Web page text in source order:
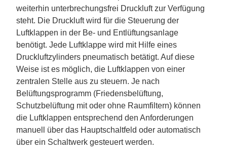
weiterhin unterbrechungsfrei Druckluft zur Verfügung
steht. Die Druckluft wird für die Steuerung der
Luftklappen in der Be- und Entlüftungsanlage
benötigt. Jede Luftklappe wird mit Hilfe eines
Druckluftzylinders pneumatisch betätigt. Auf diese
Weise ist es möglich, die Luftklappen von einer
zentralen Stelle aus zu steuern. Je nach
Belüftungsprogramm (Friedensbelüftung,
Schutzbelüftung mit oder ohne Raumfiltern) können
die Luftklappen entsprechend den Anforderungen
manuell über das Hauptschaltfeld oder automatisch
über ein Schaltwerk gesteuert werden.